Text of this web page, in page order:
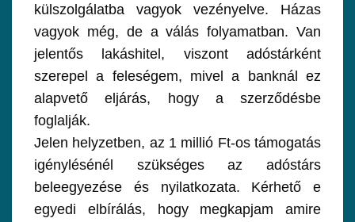
külszolgálatba vagyok vezényelve. Házas
vagyok még, de a válás folyamatban. Van
jelentős lakáshitel, viszont adóstárként
szerepel a feleségem, mivel a banknál ez
alapvető eljárás, hogy a szerződésbe
foglalják.
Jelen helyzetben, az 1 millió Ft-os támogatás
igénylésénél szükséges az adóstárs
beleegyezése és nyilatkozata. Kérhető e
egyedi elbírálás, hogy megkapjam amire